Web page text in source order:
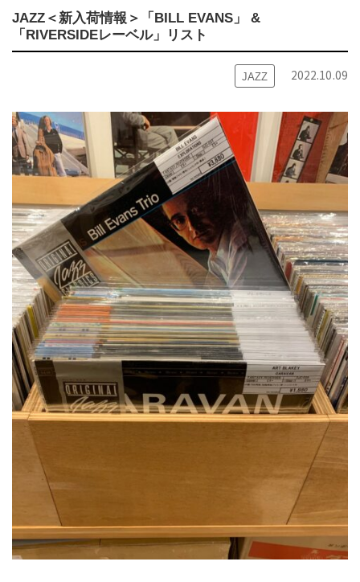
JAZZ＜新入荷情報＞「BILL EVANS」 &
「RIVERSIDEレーベル」リスト
JAZZ 2022.10.09